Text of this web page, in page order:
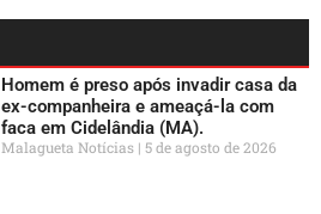
Homem é preso após invadir casa da
ex-companheira e ameaçá-la com
faca em Cidelândia (MA).
Malagueta Notícias 5 de agosto de 2026